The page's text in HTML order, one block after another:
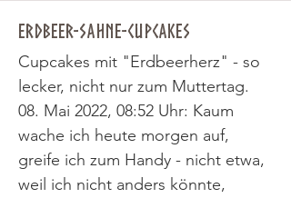
Erdbeer-Sahne-Cupcakes
Cupcakes mit "Erdbeerherz" - so
lecker, nicht nur zum Muttertag.
08. Mai 2022, 08:52 Uhr: Kaum
wache ich heute morgen auf,
greife ich zum Handy - nicht etwa,
weil ich nicht anders könnte,